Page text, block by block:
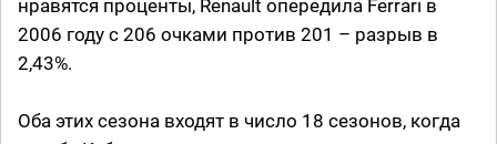
нравятся проценты, Renault опередила Ferrari в
2006 году с 206 очками против 201 – разрыв в
2,43%.
Оба этих сезона входят в число 18 сезонов, когда